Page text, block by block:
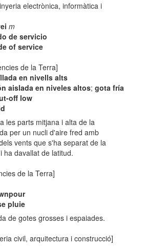
electrònica, informàtica i
m
de servicio
of service
de la Terra]
en nivells alts
aislada en niveles altos;gota fría
off low
les parts mitjana i alta de la
per un nucli d'aire fred amb
vents que s'ha separat de la
ha davallat de latitud.
de la Terra]
pluie
de gotes grosses i espaiades.
civil, arquitectura i construcció]